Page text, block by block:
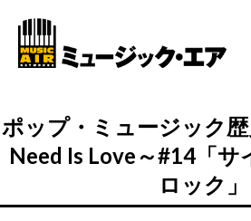
ポップ・ミュージック
Need Is Love～#14「サ
ロック」